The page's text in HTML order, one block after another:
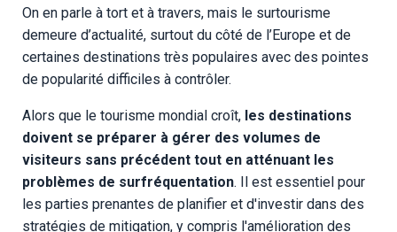
On en parle à tort et à travers, mais le surtourisme
demeure d’actualité, surtout du côté de l’Europe et de
certaines destinations très populaires avec des pointes
de popularité difficiles à contrôler.
Alors que le tourisme mondial croît, les destinations
doivent se préparer à gérer des volumes de
visiteurs sans précédent tout en atténuant les
problèmes de surfréquentation. Il est essentiel pour
les parties prenantes de planifier et d'investir dans des
stratégies de mitigation, y compris l'amélioration des